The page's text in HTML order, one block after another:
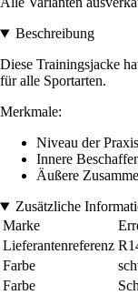
Beschreibung
Diese Trainingsjacke
für alle Sportarten.
Merkmale:
Niveau der
Innere
Äußere
Zusätzliche
Marke
Lieferantenreferenz
Farbe
Farbe